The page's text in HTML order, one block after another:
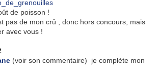
de poisson !
pas de mon crû , donc hors concours, mais
avec vous !
(voir son commentaire) je complète mon